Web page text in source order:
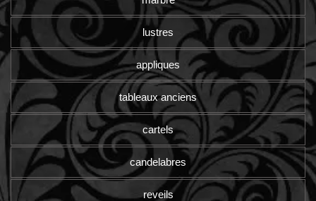
lustres
appliques
tableaux anciens
cartels
candelabres
reveils